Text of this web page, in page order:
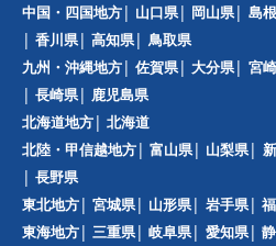
中国・四国地方 山口県 岡山県 島
香川県
高知県
鳥取県
九州・沖縄地方
佐賀県 大分県 宮
長崎県
鹿児島県
北海道地方
北海道
北陸・甲信越地方
富山県 山梨県
長野県
東北地方
宮城県 山形県 岩手県
東海地方
三重県 岐阜県 愛知県